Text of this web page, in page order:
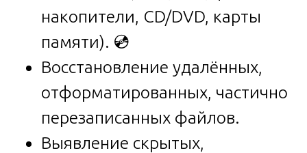
накопители, CD/DVD, карты
памяти). 💿
Восстановление удалённых,
отформатированных, частично
перезаписанных файлов.
Выявление скрытых,